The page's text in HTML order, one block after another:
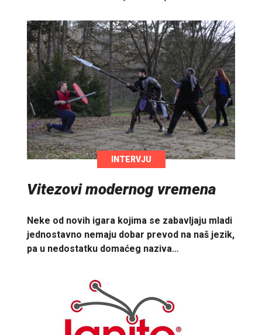
INTERVJU
Vitezovi modernog vremena
Neke od novih igara kojima se zabavljaju mladi
jednostavno nemaju dobar prevod na naš jezik,
pa u nedostatku domaćeg naziva…